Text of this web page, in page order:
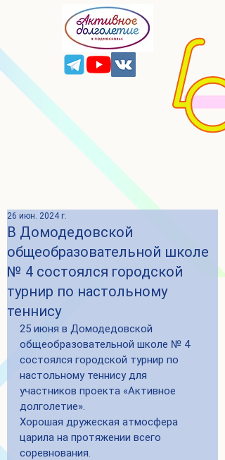
В Домодедовской
общеобразовательной школе
№ 4 состоялся городской
турнир по настольному
теннису
26 июн. 2024 г.
25 июня в Домодедовской
общеобразовательной школе № 4
состоялся городской турнир по
настольному теннису для
участников проекта «Активное
долголетие».
Хорошая дружеская атмосфера
царила на протяжении всего
соревнования.